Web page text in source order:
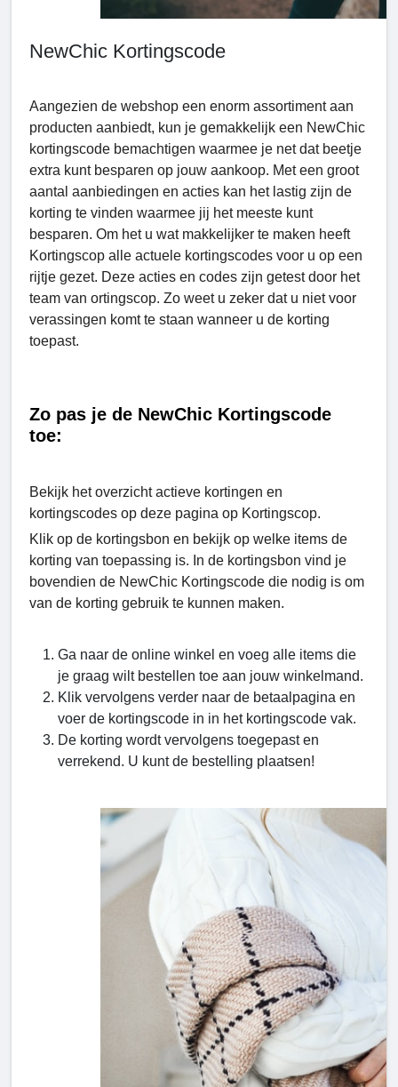
NewChic Kortingscode
Aangezien de webshop een enorm assortiment aan
producten aanbiedt, kun je gemakkelijk een NewChic
kortingscode bemachtigen waarmee je net dat beetje
extra kunt besparen op jouw aankoop. Met een groot
aantal aanbiedingen en acties kan het lastig zijn de
korting te vinden waarmee jij het meeste kunt
besparen. Om het u wat makkelijker te maken heeft
Kortingscop alle actuele kortingscodes voor u op een
rijtje gezet. Deze acties en codes zijn getest door het
team van ortingscop. Zo weet u zeker dat u niet voor
verassingen komt te staan wanneer u de korting
toepast.
Zo pas je de NewChic Kortingscode
toe:
Bekijk het overzicht actieve kortingen en
kortingscodes op deze pagina op Kortingscop.
Klik op de kortingsbon en bekijk op welke items de
korting van toepassing is. In de kortingsbon vind je
bovendien de NewChic Kortingscode die nodig is om
van de korting gebruik te kunnen maken.
Ga naar de online winkel en voeg alle items die
je graag wilt bestellen toe aan jouw winkelmand.
Klik vervolgens verder naar de betaalpagina en
voer de kortingscode in in het kortingscode vak.
De korting wordt vervolgens toegepast en
verrekend. U kunt de bestelling plaatsen!